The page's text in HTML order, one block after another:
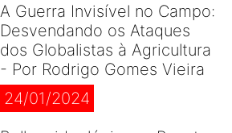
A Guerra Invisível no Campo:
Desvendando os Ataques
dos Globalistas à Agricultura
- Por Rodrigo Gomes Vieira
24/01/2024